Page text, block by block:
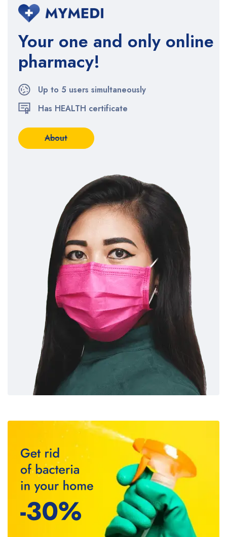
Your one and only online
pharmacy!
Up to 5 users simultaneously
Has HEALTH certificate
About